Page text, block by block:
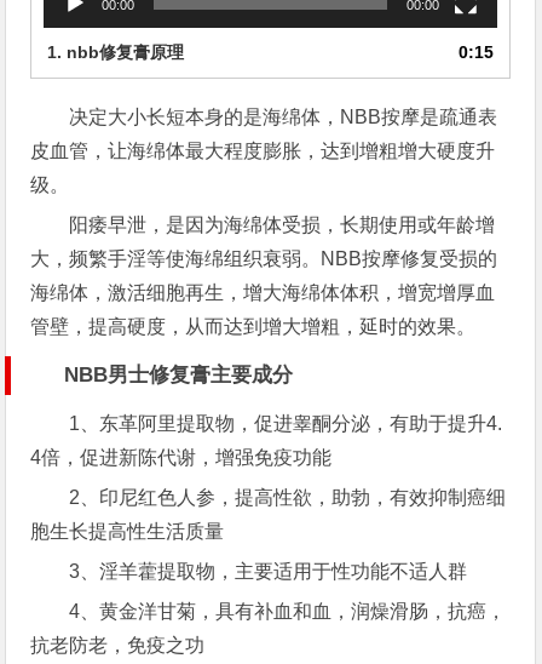
00:00 00:00
1. nbb修复膏原理 0:15
决定大小长短本身的是海绵体，NBB按摩是疏通表
皮血管，让海绵体最大程度膨胀，达到增粗增大硬度升
级。
阳痿早泄，是因为海绵体受损，长期使用或年龄增
大，频繁手淫等使海绵组织衰弱。NBB按摩修复受损的
海绵体，激活细胞再生，增大海绵体体积，增宽增厚血
管壁，提高硬度，从而达到增大增粗，延时的效果。
NBB男士修复膏主要成分
1、东革阿里提取物，促进睾酮分泌，有助于提升4.
4倍，促进新陈代谢，增强免疫功能
2、印尼红色人参，提高性欲，助勃，有效抑制癌细
胞生长提高性生活质量
3、淫羊藿提取物，主要适用于性功能不适人群
4、黄金洋甘菊，具有补血和血，润燥滑肠，抗癌，
抗老防老，免疫之功